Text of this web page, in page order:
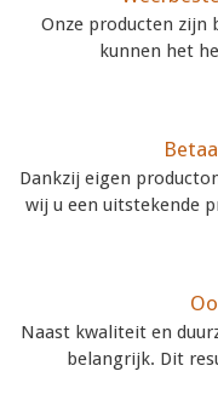
Onze producten zijn
kunnen het
Dankzij eigen
wij u een uitstekende
Naast kwaliteit en
belangrijk. Dit